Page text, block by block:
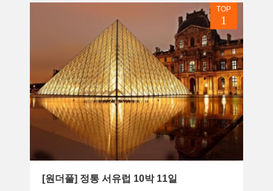
TOP
1
[원더풀] 정통 서유럽 10박 11일